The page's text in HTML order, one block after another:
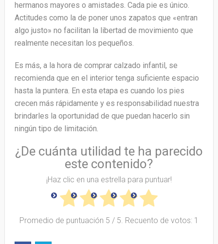
hermanos mayores o amistades. Cada pie es único.
Actitudes como la de poner unos zapatos que «entran
algo justo» no facilitan la libertad de movimiento que
realmente necesitan los pequeños.
Es más, a la hora de comprar calzado infantil, se
recomienda que en el interior tenga suficiente espacio
hasta la puntera. En esta etapa es cuando los pies
crecen más rápidamente y es responsabilidad nuestra
brindarles la oportunidad de que puedan hacerlo sin
ningún tipo de limitación.
¿De cuánta utilidad te ha parecido
este contenido?
¡Haz clic en una estrella para puntuar!
Promedio de puntuación 5 / 5. Recuento de votos: 1